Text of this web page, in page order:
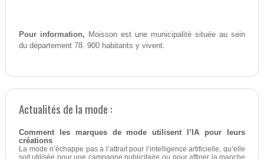
Pour information, Moisson est une municipalité située au sein
du département 78. 900 habitants y vivent.
Actualités de la mode :
Comment les marques de mode utilisent l’IA pour leurs
créations
La mode n’échappe pas à l’attrait pour l’intelligence artificielle, qu’elle
soit utilisée pour une campagne publicitaire ou pour affiner la manche